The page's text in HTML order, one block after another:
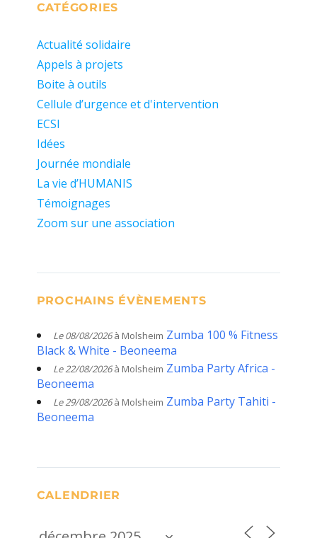
CATÉGORIES
Actualité solidaire
Appels à projets
Boite à outils
Cellule d’urgence et d'intervention
ECSI
Idées
Journée mondiale
La vie d’HUMANIS
Témoignages
Zoom sur une association
PROCHAINS ÉVÈNEMENTS
Le 08/08/2026à Molsheim Zumba 100 % Fitness
Black & White - Beoneema
Le 22/08/2026à Molsheim Zumba Party Africa -
Beoneema
Le 29/08/2026à Molsheim Zumba Party Tahiti -
Beoneema
CALENDRIER